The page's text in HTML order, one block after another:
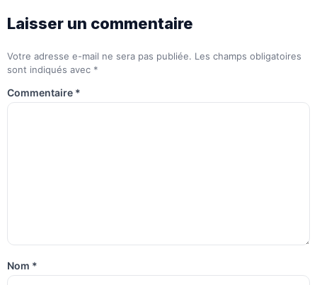
Laisser un commentaire
Votre adresse e-mail ne sera pas publiée. Les champs obligatoires
sont indiqués avec *
Commentaire *
Nom *